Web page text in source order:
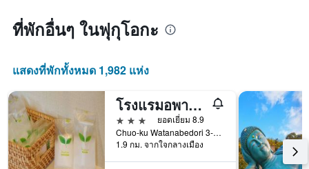
1
ดง
เฉลี่ย
ของ
ห้อง
พัก
ที่พักอื่นๆ ในฟุกุโอกะ
แสดงที่พักทั้งหมด 1,982 แห่ง
โรงแรมอพาร์ทเมนท์ เทนจิน ตูมูกู
3 ดาว
ยอดเยี่ยม 8.9
Chuo-ku Watanabedori 3-7-10, ฟุกุโอกะ, ญี่ปุ่น
1.9 กม. จากใจกลางเมือง